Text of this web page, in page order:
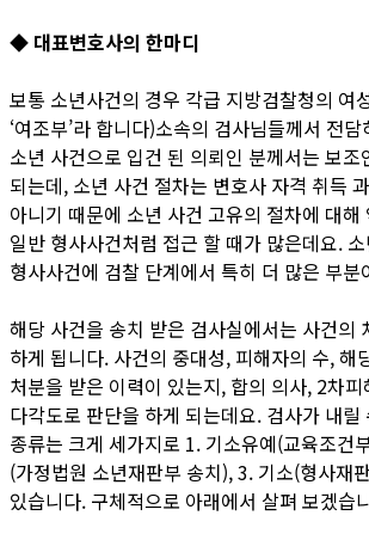
◆ 대표변호사의 한마디
보통 소년사건의 경우 각급 지방검찰청의 여
‘여조부’라 합니다)소속의 검사님들께서 전
소년 사건으로 입건 된 의뢰인 분께서는 보조
되는데, 소년 사건 절차는 변호사 자격 취득
아니기 때문에 소년 사건 고유의 절차에 대해
일반 형사사건처럼 접근 할 때가 많은데요.
형사사건에 검찰 단계에서 특히 더 많은 부분
해당 사건을 송치 받은 검사실에서는 사건의
하게 됩니다. 사건의 중대성, 피해자의 수, 해
처분을 받은 이력이 있는지, 합의 의사, 2차
다각도로 판단을 하게 되는데요. 검사가 내릴
종류는 크게 세가지로 1. 기소유예(교육조건
(가정법원 소년재판부 송치), 3. 기소(형사재
있습니다. 구체적으로 아래에서 살펴 보겠습